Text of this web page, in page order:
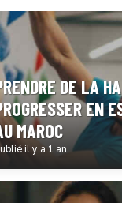
DE LA
EN
MAROC
il y a 1 an